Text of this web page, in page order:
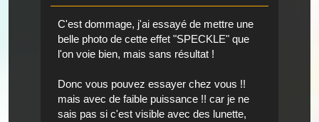
C'est dommage, j'ai essayé de mettre une
belle photo de cette effet "SPECKLE" que
l'on voie bien, mais sans résultat !
Donc vous pouvez essayer chez vous !!
mais avec de faible puissance !! car je ne
sais pas si c'est visible avec des lunette,